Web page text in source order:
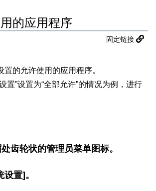
的应用程序
固定链接
置的允许使用的应用程序。
置”设置为“全部允许”的情况为例，进行
齿轮状的管理员菜单图标。
置]。